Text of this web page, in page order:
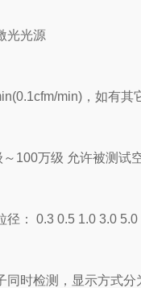
光源
min)，如有其
万级 允许被测试
： 0.3 0.5 1.0 3.0 5.0
时检测，显示方式分